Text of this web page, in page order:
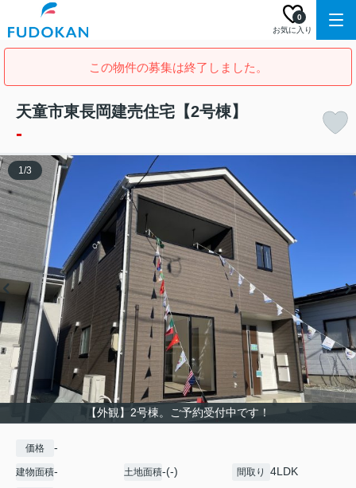
お気に入り
0
この物件の募集は終了しました。
天童市東長岡建売住宅【2号棟】
-
【外観】2号棟。ご予約受付中です！
1/3
価格 -
建物面積- 土地面積-(-) 間取り 4LDK